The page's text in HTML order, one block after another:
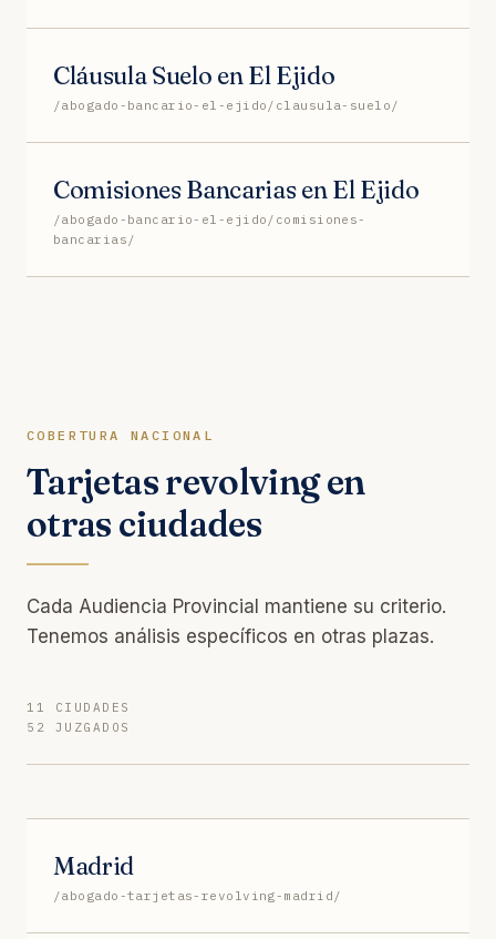
Cláusula Suelo en El Ejido
/abogado-bancario-el-ejido/clausula-suelo/
Comisiones Bancarias en El Ejido
/abogado-bancario-el-ejido/comisiones-
bancarias/
COBERTURA NACIONAL
Tarjetas revolving en
otras ciudades
Cada Audiencia Provincial mantiene su criterio.
Tenemos análisis específicos en otras plazas.
11 CIUDADES
52 JUZGADOS
Madrid
/abogado-tarjetas-revolving-madrid/